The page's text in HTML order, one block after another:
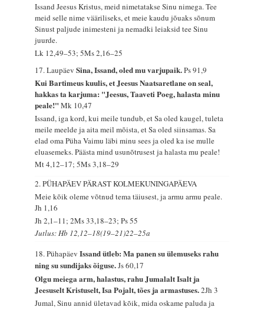
Issand Jeesus Kristus, meid nimetatakse Sinu nimega. Tee
meid selle nime vääriliseks, et meie kaudu jõuaks sõnum
Sinust paljude inimesteni ja nemadki leiaksid tee Sinu
juurde.
Lk 12,49–53; 5Ms 2,16–25
17. LaupäevSina, Issand, oled mu varjupaik.Ps 91,9
Kui Bartimeus kuulis, et Jeesus Naatsaretlane on seal,
hakkas ta karjuma: "Jeesus, Taaveti Poeg, halasta minu
peale!"Mk 10,47
Issand, iga kord, kui meile tundub, et Sa oled kaugel, tuleta
meile meelde ja aita meil mõista, et Sa oled siinsamas. Sa
elad oma Püha Vaimu läbi minu sees ja oled ka ise mulle
eluasemeks. Päästa mind usunõtrusest ja halasta mu peale!
Mt 4,12–17; 5Ms 3,18–29
2. PÜHAPÄEV PÄRAST KOLMEKUNINGAPÄEVA
Meie kõik oleme võtnud tema täiusest, ja armu armu peale.
Jh 1,16
Jh 2,1–11; 2Ms 33,18–23; Ps 55
Jutlus: Hb 12,12–18(19–21)22–25a
18. PühapäevIssand ütleb: Ma panen su ülemuseks rahu
ning su sundijaks õiguse.Js 60,17
Olgu meiega arm, halastus, rahu Jumalalt Isalt ja
Jeesuselt Kristuselt, Isa Pojalt, tões ja armastuses.2Jh 3
Jumal, Sinu annid ületavad kõik, mida oskame paluda ja